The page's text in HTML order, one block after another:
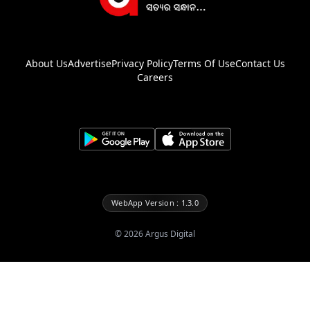
About UsAdvertisePrivacy PolicyTerms Of UseContact Us
Careers
WebApp Version : 1.3.0
©2026Argus Digital